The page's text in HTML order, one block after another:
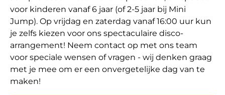
voor kinderen vanaf 6 jaar (of 2-5 jaar bij Mini
Jump). Op vrijdag en zaterdag vanaf 16:00 uur kun
je zelfs kiezen voor ons spectaculaire disco-
arrangement! Neem contact op met ons team
voor speciale wensen of vragen - wij denken graag
met je mee om er een onvergetelijke dag van te
maken!